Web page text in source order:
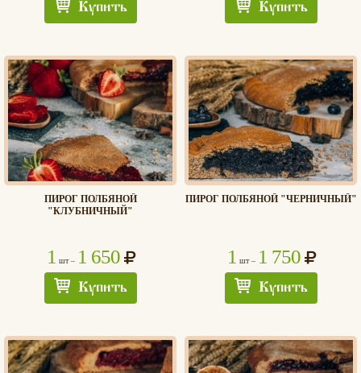
Хлеб
Купить Купить
ПИРОГ ПОЛБЯНОЙ
"КЛУБНИЧНЫЙ"
1 шт – 1 650
Купить
ПИРОГ ПОЛБЯНОЙ "ЧЕРНИЧНЫЙ"
1 шт – 1 750
Купить